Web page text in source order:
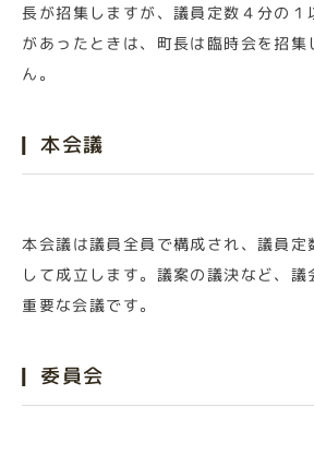
長が招集しますが、議員定数４分の１
があったときは、町長は臨時会を招集
ん。
本会議
本会議は議員全員で構成され、議員定
して成立します。議案の議決など、議
重要な会議です。
委員会